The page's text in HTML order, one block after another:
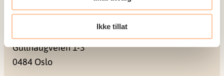
Ikke tillat
Gullhaugveien 1-3
0484 Oslo